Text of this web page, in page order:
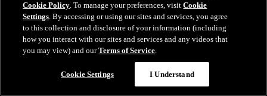
MTL@CAR: Caufield marque un but en A.N.
Cookie Policy. To manage your preferences, visitCookie
Settings. By accessing or using our sites and services, you agree
to this collection and disclosure of your information (including
how you interact with our sites and services and any videos that
you may view) and ourTerms of Service.
Cookie Settings I Understand